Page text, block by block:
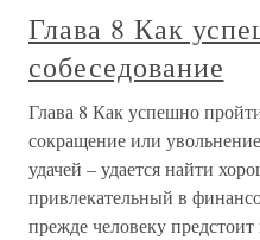
Глава 8 Как
собеседование
Глава 8 Как успешно
сокращение или увольнение
удачей – удается найти
привлекательный в
прежде человеку